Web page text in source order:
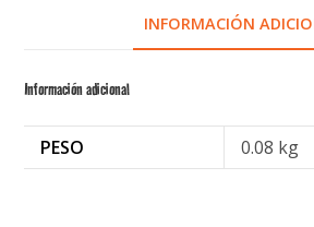
INFORMACIÓN
Información adicional
PESO 0.08 kg